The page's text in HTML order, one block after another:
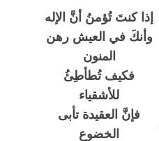
إذا كنتَ تُؤمنُ أنَّ الإله
وأنكَ في العيش رهن
المنون
فكيف تُطأطِئُ
للأشقياء
فإنَّ العقيدة تأبى
الخضوع